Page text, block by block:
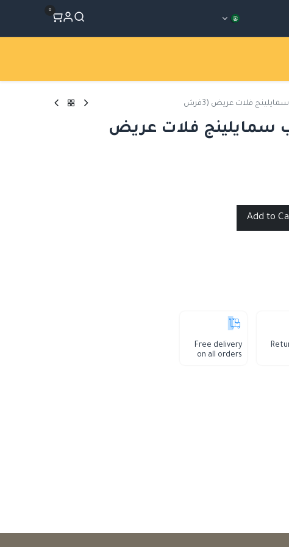
0
فلات عريض (3فرش
فلات عريض
Free delivery
on all orders